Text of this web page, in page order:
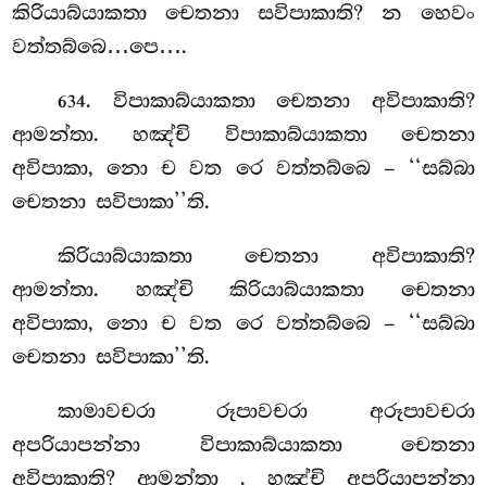
කිරියාබ්යාකතා චෙතනා සවිපාකාති? න හෙවං
වත්තබ්බෙ…පෙ….
634. විපාකාබ්යාකතා චෙතනා අවිපාකාති?
ආමන්තා. හඤ්චි විපාකාබ්යාකතා චෙතනා
අවිපාකා, නො ච වත රෙ වත්තබ්බෙ – ‘‘සබ්බා
චෙතනා සවිපාකා’’ති.
කිරියාබ්යාකතා චෙතනා අවිපාකාති?
ආමන්තා. හඤ්චි කිරියාබ්යාකතා චෙතනා
අවිපාකා, නො ච වත රෙ වත්තබ්බෙ – ‘‘සබ්බා
චෙතනා සවිපාකා’’ති.
කාමාවචරා රූපාවචරා අරූපාවචරා
අපරියාපන්නා විපාකාබ්යාකතා චෙතනා
අවිපාකාති? ආමන්තා . හඤ්චි අපරියාපන්නා